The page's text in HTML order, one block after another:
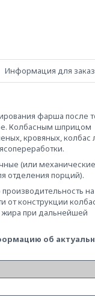
Информация для
фарша после
Колбасным шприцом
кровяных, колбас
(или
отделения порций).
на
от конструкции
при дальнейшей
об